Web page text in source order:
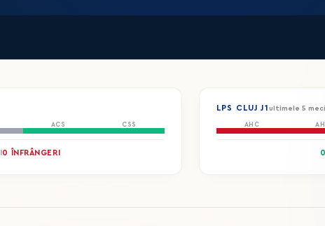
ACS CSS
0 ÎNFRÂNGERI
LPS CLUJ J1 ultimele 5
AHC